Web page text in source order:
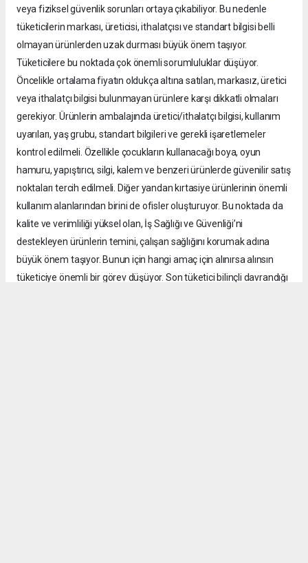
veya fiziksel güvenlik sorunları ortaya çıkabiliyor. Bu nedenle
tüketicilerin markası, üreticisi, ithalatçısı ve standart bilgisi belli
olmayan ürünlerden uzak durması büyük önem taşıyor.
Tüketicilere bu noktada çok önemli sorumluluklar düşüyor.
Öncelikle ortalama fiyatın oldukça altına satılan, markasız, üretici
veya ithalatçı bilgisi bulunmayan ürünlere karşı dikkatli olmaları
gerekiyor. Ürünlerin ambalajında üretici/ithalatçı bilgisi, kullanım
uyarıları, yaş grubu, standart bilgileri ve gerekli işaretlemeler
kontrol edilmeli. Özellikle çocukların kullanacağı boya, oyun
hamuru, yapıştırıcı, silgi, kalem ve benzeri ürünlerde güvenilir satış
noktaları tercih edilmeli. Diğer yandan kırtasiye ürünlerinin önemli
kullanım alanlarından birini de ofisler oluşturuyor. Bu noktada da
kalite ve verimliliği yüksel olan, İş Sağlığı ve Güvenliği’ni
destekleyen ürünlerin temini, çalışan sağlığını korumak adına
büyük önem taşıyor. Bunun için hangi amaç için alınırsa alınsın
tüketiciye önemli bir görev düşüyor. Son tüketici bilinçli davrandığı